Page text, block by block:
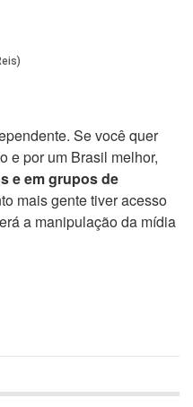
Se você quer
e por um Brasil melhor,
e em grupos de
mais gente tiver acesso
a manipulação da mídia